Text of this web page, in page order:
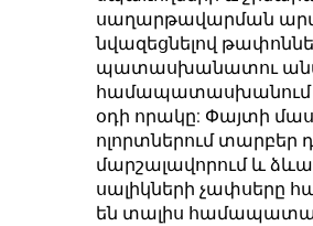
սաղարթավարման
նվազեցնելով
պատասխանատու
համապատասխանում
օդի որակը: Փայտի
ոլորտներում տարբեր
մարշալավորում և
սալիկների չափսերը
են տալիս